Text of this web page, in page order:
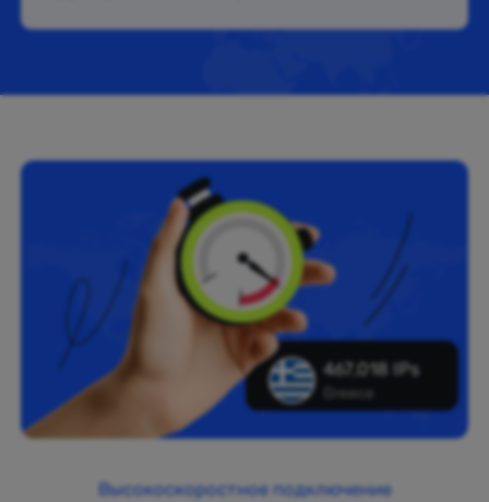
467,018 IPs
Greece
Высокоскоростное подключение